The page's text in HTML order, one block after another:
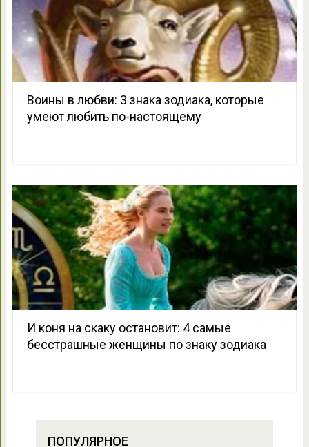
Воины в любви: 3 знака зодиака, которые
умеют любить по-настоящему
И коня на скаку остановит: 4 самые
бесстрашные женщины по знаку зодиака
ПОПУЛЯРНОЕ